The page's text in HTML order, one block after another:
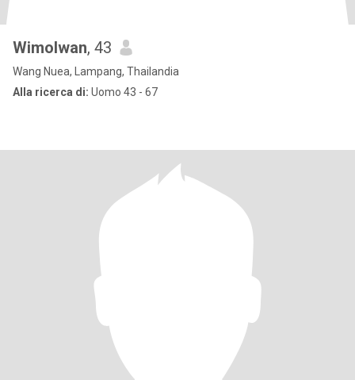
Wimolwan, 43
Wang Nuea, Lampang, Thailandia
Alla ricerca di: Uomo 43 - 67